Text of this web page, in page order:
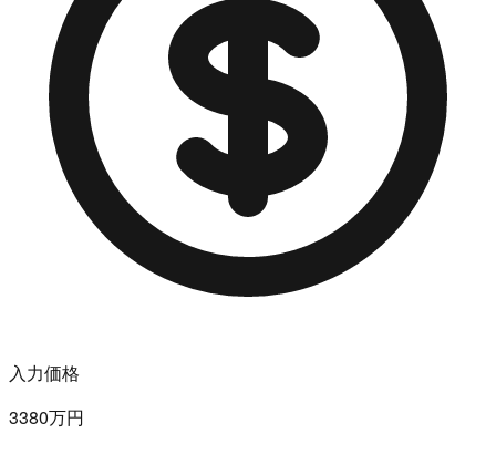
入力価格
3380万円